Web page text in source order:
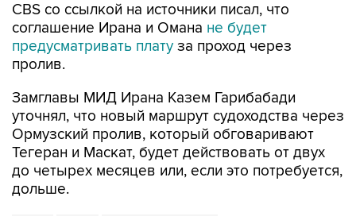
CBS со ссылкой на источники писал, что
соглашение Ирана и Омана не будет
предусматривать плату за проход через
пролив.
Замглавы МИД Ирана Казем Гарибабади
уточнял, что новый маршрут судоходства через
Ормузский пролив, который обговаривают
Тегеран и Маскат, будет действовать от двух
до четырех месяцев или, если это потребуется,
дольше.